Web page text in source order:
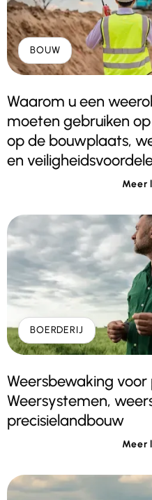
BOUW
Waarom u een
moeten gebruiken
op de bouwplaats,
en
Meer
BOERDERIJ
Weersbewaking
Weersystemen,
precisielandbouw
Meer